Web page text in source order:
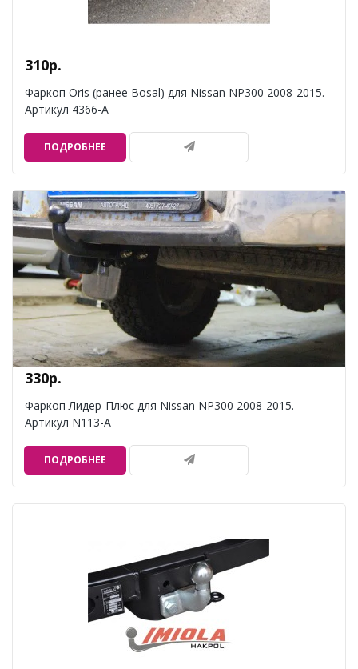
310р.
Фаркоп Oris (ранее Bosal) для Nissan NP300 2008-2015.
Артикул 4366-A
ПОДРОБНЕЕ
330р.
Фаркоп Лидер-Плюс для Nissan NP300 2008-2015.
Артикул N113-A
ПОДРОБНЕЕ